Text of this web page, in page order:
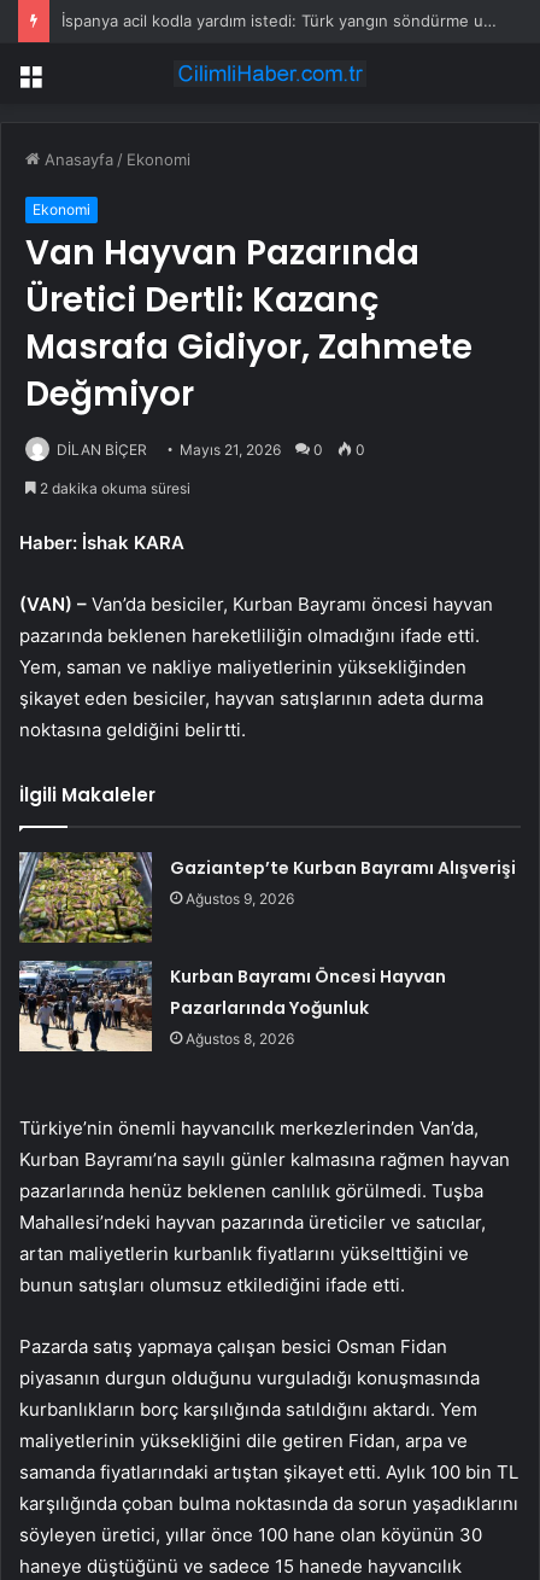
İspanya acil kodla yardım istedi: Türk yangın söndürme uçakları havalandı
Menü
Anasayfa / Ekonomi
Ekonomi
Van Hayvan Pazarında
Üretici Dertli: Kazanç
Masrafa Gidiyor, Zahmete
Değmiyor
DİLAN BİÇER Mayıs 21, 2026 0 0
2 dakika okuma süresi
Haber: İshak KARA
(VAN) – Van’da besiciler, Kurban Bayramı öncesi hayvan
pazarında beklenen hareketliliğin olmadığını ifade etti.
Yem, saman ve nakliye maliyetlerinin yüksekliğinden
şikayet eden besiciler, hayvan satışlarının adeta durma
noktasına geldiğini belirtti.
İlgili Makaleler
Gaziantep’te Kurban Bayramı Alışverişi
Ağustos 9, 2026
Kurban Bayramı Öncesi Hayvan
Pazarlarında Yoğunluk
Ağustos 8, 2026
Türkiye’nin önemli hayvancılık merkezlerinden Van’da,
Kurban Bayramı’na sayılı günler kalmasına rağmen hayvan
pazarlarında henüz beklenen canlılık görülmedi. Tuşba
Mahallesi’ndeki hayvan pazarında üreticiler ve satıcılar,
artan maliyetlerin kurbanlık fiyatlarını yükselttiğini ve
bunun satışları olumsuz etkilediğini ifade etti.
Pazarda satış yapmaya çalışan besici Osman Fidan
piyasanın durgun olduğunu vurguladığı konuşmasında
kurbanlıkların borç karşılığında satıldığını aktardı. Yem
maliyetlerinin yüksekliğini dile getiren Fidan, arpa ve
samanda fiyatlarındaki artıştan şikayet etti. Aylık 100 bin TL
karşılığında çoban bulma noktasında da sorun yaşadıklarını
söyleyen üretici, yıllar önce 100 hane olan köyünün 30
haneye düştüğünü ve sadece 15 hanede hayvancılık